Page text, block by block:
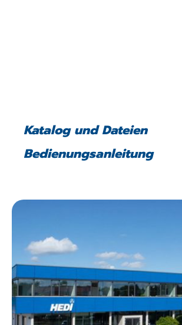
Katalog und Dateien
Bedienungsanleitung